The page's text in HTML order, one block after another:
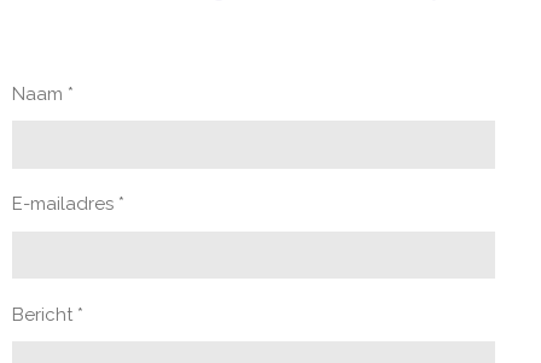
Naam *
E-mailadres *
Bericht *